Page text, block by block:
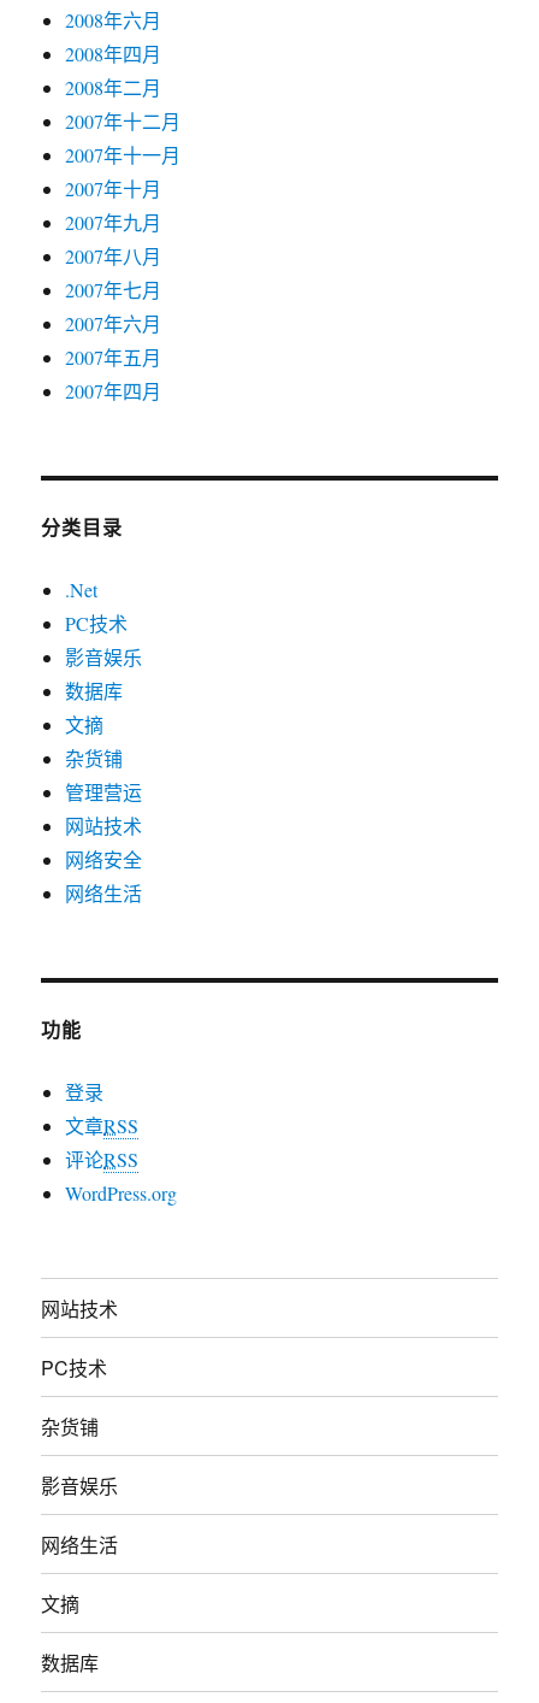
2008年六月
2008年四月
2008年二月
2007年十二月
2007年十一月
2007年十月
2007年九月
2007年八月
2007年七月
2007年六月
2007年五月
2007年四月
分类目录
.Net
PC技术
影音娱乐
数据库
文摘
杂货铺
管理营运
网站技术
网络安全
网络生活
功能
登录
文章RSS
评论RSS
WordPress.org
网站技术
PC技术
杂货铺
影音娱乐
网络生活
文摘
数据库